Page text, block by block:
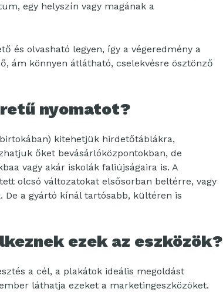
egy helyszín vagy magának a
és olvasható legyen, így a végeredmény a
ám könnyen átlátható, cselekvésre ösztönző
nyomatot?
kitehetjük hirdetőtáblákra,
őket bevásárlóközpontokban, de
vagy akár iskolák faliújságaira is. A
olcsó változatokat elsősorban beltérre, vagy
a gyártó kínál tartósabb, kültéren is
ezek az eszközök?
a cél, a plakátok ideális megoldást
láthatja ezeket a marketingeszközöket.